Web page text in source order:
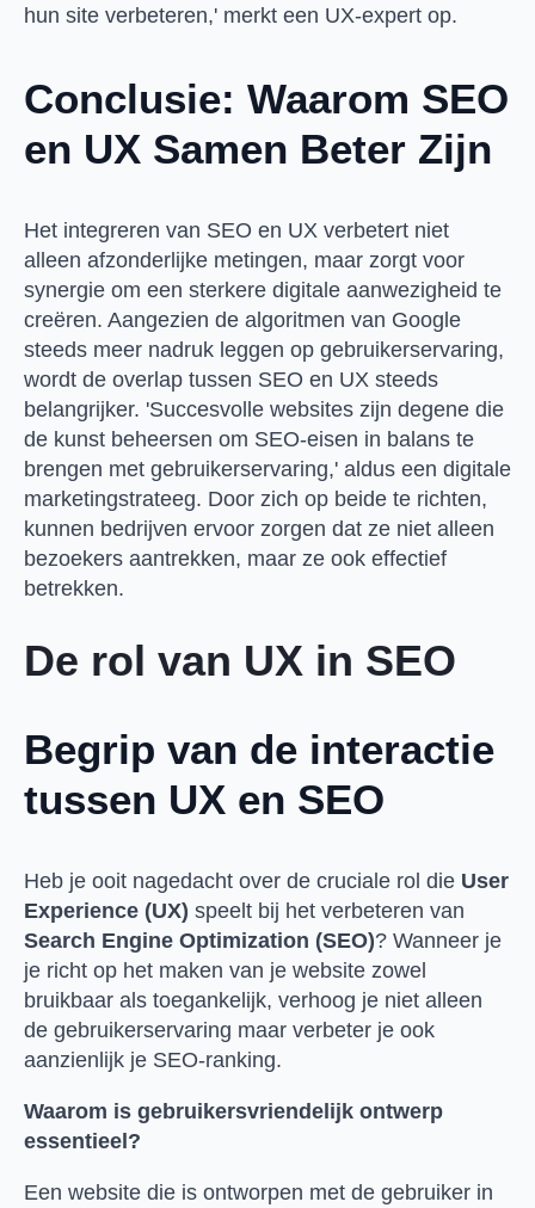
hun site verbeteren,' merkt een UX-expert op.
Conclusie: Waarom SEO
en UX Samen Beter Zijn
Het integreren van SEO en UX verbetert niet
alleen afzonderlijke metingen, maar zorgt voor
synergie om een ​​sterkere digitale aanwezigheid te
creëren. Aangezien de algoritmen van Google
steeds meer nadruk leggen op gebruikerservaring,
wordt de overlap tussen SEO en UX steeds
belangrijker. 'Succesvolle websites zijn degene die
de kunst beheersen om SEO-eisen in balans te
brengen met gebruikerservaring,' aldus een digitale
marketingstrateeg. Door zich op beide te richten,
kunnen bedrijven ervoor zorgen dat ze niet alleen
bezoekers aantrekken, maar ze ook effectief
betrekken.
De rol van UX in SEO
Begrip van de interactie
tussen UX en SEO
Heb je ooit nagedacht over de cruciale rol die User
Experience (UX) speelt bij het verbeteren van
Search Engine Optimization (SEO)? Wanneer je
je richt op het maken van je website zowel
bruikbaar als toegankelijk, verhoog je niet alleen
de gebruikerservaring maar verbeter je ook
aanzienlijk je SEO-ranking.
Waarom is gebruikersvriendelijk ontwerp
essentieel?
Een website die is ontworpen met de gebruiker in